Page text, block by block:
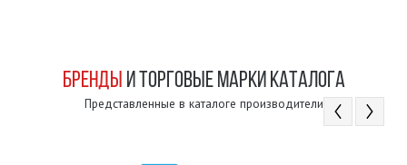
БРЕНДЫ И ТОРГОВЫЕ МАРКИ КАТАЛОГА
Представленные в каталоге производители